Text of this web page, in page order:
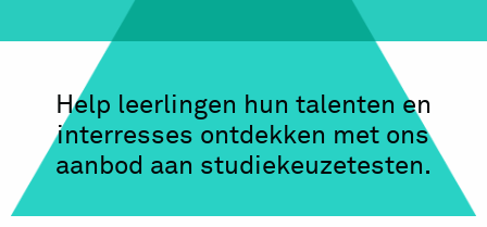
Help leerlingen hun talenten en
interresses ontdekken met ons
aanbod aan studiekeuzetesten.